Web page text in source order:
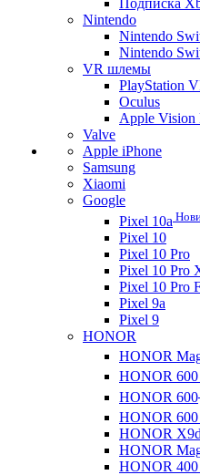
Подписка
Nintendo
Nintendo
Nintendo
VR шлемы
PlayStation
Oculus
Apple Vision
Valve
Apple iPhone
Samsung
Xiaomi
Google
Pixel 10a
Pixel 10
Pixel 10 Pro
Pixel 10 Pro
Pixel 10 Pro
Pixel 9a
Pixel 9
HONOR
HONOR
HONOR 600
HONOR 600
HONOR
HONOR X9d
HONOR
HONOR 400